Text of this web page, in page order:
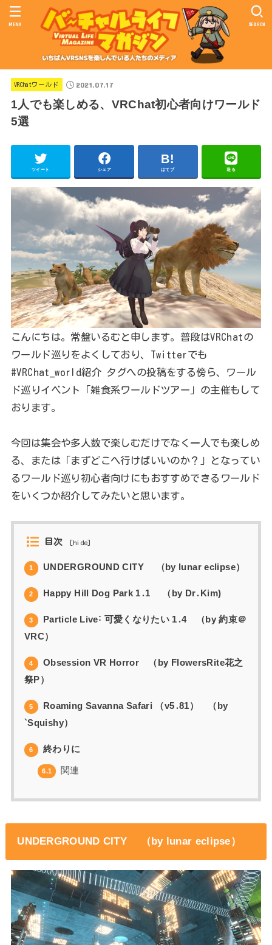
SEARCH
MENU
VRChatワールド 2021.07.17
1人でも楽しめる、VRChat初心者向けワールド
5選
ツイート シェア はてブ 送る
こんにちは。常盤いるむと申します。普段はVRChatの
ワールド巡りをよくしており、Twitterでも
#VRChat_world紹介 タグへの投稿をする傍ら、ワール
ド巡りイベント「雑食系ワールドツアー」の主催もして
おります。
今回は集会や多人数で楽しむだけでなく一人でも楽しめ
る、または「まずどこへ行けばいいのか？」となってい
るワールド巡り初心者向けにもおすすめできるワールド
をいくつか紹介してみたいと思います。
目次 [hide]
1 UNDERGROUND CITY （by lunar eclipse）
2 Happy Hill Dog Park 1․1 （by Dr․Kim)
3
Particle Live˸ 可愛くなりたい 1․4 （by 約束＠
VRC）
4
Obsession VR Horror （by FlowersRite花之
祭P）
5
Roaming Savanna Safari （v5․81） （by
`Squishy）
6 終わりに
6.1 関連
UNDERGROUND CITY （by lunar eclipse）